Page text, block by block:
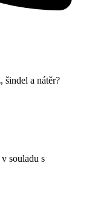
šindel a nátěr?
souladu s